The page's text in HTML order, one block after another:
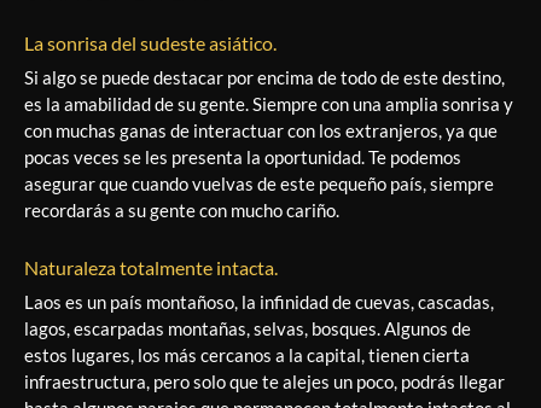
La sonrisa del sudeste asiático.
Si algo se puede destacar por encima de todo de este destino,
es la amabilidad de su gente. Siempre con una amplia sonrisa y
con muchas ganas de interactuar con los extranjeros, ya que
pocas veces se les presenta la oportunidad. Te podemos
asegurar que cuando vuelvas de este pequeño país, siempre
recordarás a su gente con mucho cariño.
Naturaleza totalmente intacta.
Laos es un país montañoso, la infinidad de cuevas, cascadas,
lagos, escarpadas montañas, selvas, bosques. Algunos de
estos lugares, los más cercanos a la capital, tienen cierta
infraestructura, pero solo que te alejes un poco, podrás llegar